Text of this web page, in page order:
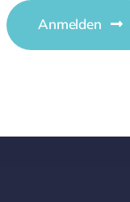
Anmelden